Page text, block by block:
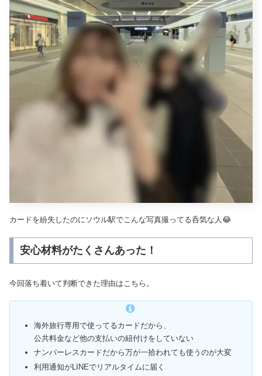
カードを紛失したのにソウル駅でこんな写真撮ってる呑気な人😂
安心材料がたくさんあった！
今回落ち着いて判断できた理由はこちら。
海外旅行専用で使ってるカードだから、
公共料金など他の支払いの紐付けをしていない
ナンバーレスカードだから万が一拾われても使うのが大変
利用通知がLINEでリアルタイムに届く